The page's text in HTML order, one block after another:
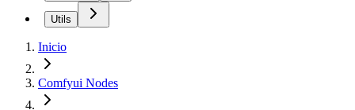
Utils
Inicio
Comfyui Nodes